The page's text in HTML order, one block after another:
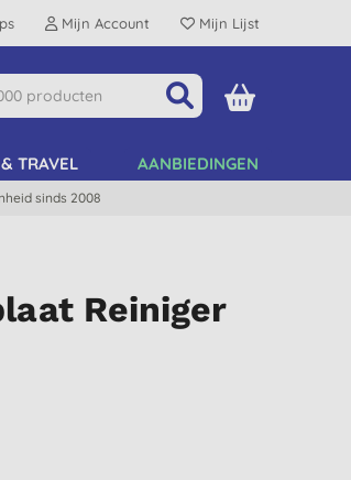
Mijn Account Mijn Lijst
TRAVEL AANBIEDINGEN
sinds 2008
Reiniger